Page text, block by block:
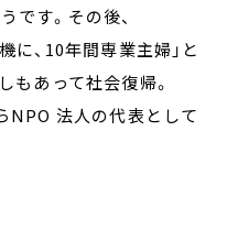
す。その後、
、10年間専業主婦」と
もあって社会復帰。
NPO 法人の代表として